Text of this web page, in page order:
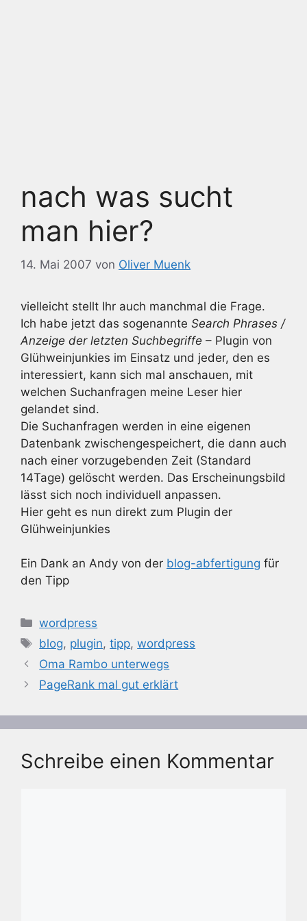
nach was sucht
man hier?
14. Mai 2007 von Oliver Muenk
vielleicht stellt Ihr auch manchmal die Frage.
Ich habe jetzt das sogenannte Search Phrases /
Anzeige der letzten Suchbegriffe – Plugin von
Glühweinjunkies im Einsatz und jeder, den es
interessiert, kann sich mal anschauen, mit
welchen Suchanfragen meine Leser hier
gelandet sind.
Die Suchanfragen werden in eine eigenen
Datenbank zwischengespeichert, die dann auch
nach einer vorzugebenden Zeit (Standard
14Tage) gelöscht werden. Das Erscheinungsbild
lässt sich noch individuell anpassen.
Hier geht es nun direkt zum Plugin der
Glühweinjunkies
Ein Dank an Andy von der blog-abfertigung für
den Tipp
Kategorien
wordpress
Schlagwörter
blog, plugin,tipp,wordpress
Oma Rambo unterwegs
PageRank mal gut erklärt
Schreibe einen Kommentar